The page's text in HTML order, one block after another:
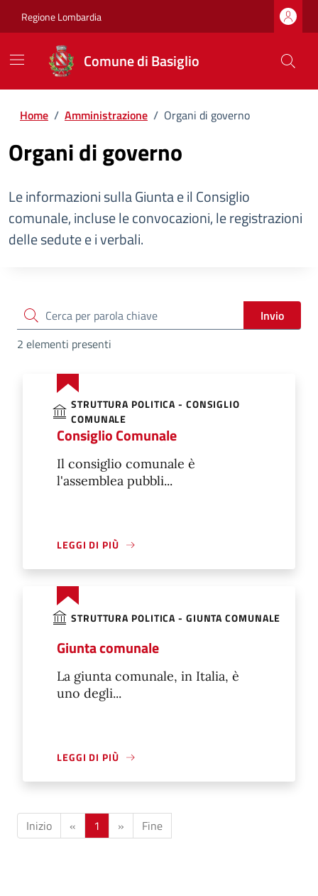
Regione Lombardia
Comune di Basiglio
Home / Amministrazione / Organi di governo
Organi di governo
Le informazioni sulla Giunta e il Consiglio
comunale, incluse le convocazioni, le registrazioni
delle sedute e i verbali.
cerca
Invio
2 elementi presenti
STRUTTURA POLITICA - CONSIGLIO
COMUNALE
Consiglio Comunale
Il consiglio comunale è
l'assemblea pubbli...
LEGGI DI PIÙ
STRUTTURA POLITICA - GIUNTA COMUNALE
Giunta comunale
La giunta comunale, in Italia, è
uno degli...
LEGGI DI PIÙ
Inizio « 1 » Fine